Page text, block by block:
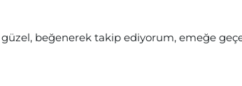
güzel, beğenerek takip ediyorum, emeğe